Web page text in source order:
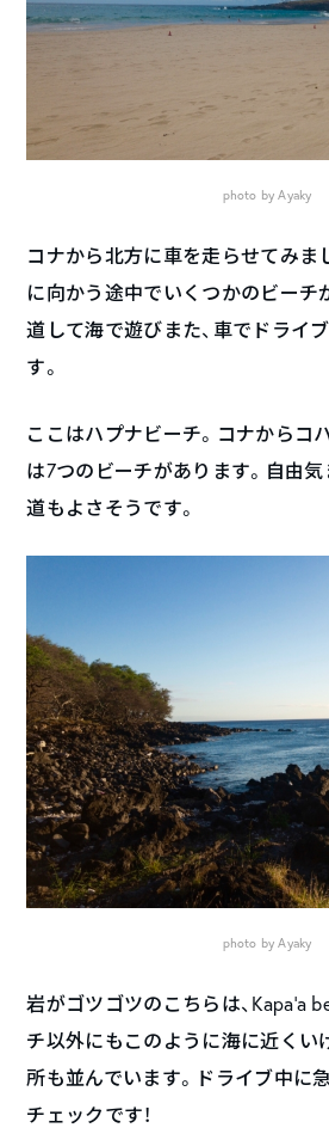
photo by Ayaky
コナから北方に車を走らせてみま
に向かう途中でいくつかのビーチ
道して海で遊びまた、車でドライ
す。
ここはハプナビーチ。コナからコ
は7つのビーチがあります。自由
道もよさそうです。
photo by Ayaky
岩がゴツゴツのこちらは、Kapa’a
チ以外にもこのように海に近くい
所も並んでいます。ドライブ中に
チェックです！